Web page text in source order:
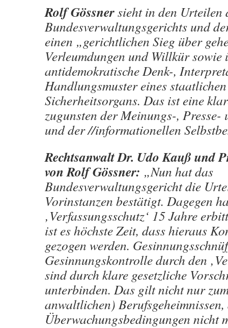
Rolf Gössnersieht in den Urteilen
Bundesverwaltungsgerichts und
einen „gerichtlichen Sieg über
Verleumdungen und Willkür sowie
antidemokratische Denk-,
Handlungsmuster eines staatlichen
Sicherheitsorgans. Das ist eine
zugunsten der Meinungs-,
und der //informationellen
Rechtsanwalt Dr. Udo Kauß und
von Rolf Gössner: „Nun hat das
Bundesverwaltungsgericht die
Vorinstanzen bestätigt. Dagegen
‚Verfassungsschutz‘ 15 Jahre
ist es höchste Zeit, dass hieraus
gezogen werden.
Gesinnungskontrolle durch den
sind durch klare gesetzliche
unterbinden. Das gilt nicht nur
anwaltlichen)
Überwachungsbedingungen nicht